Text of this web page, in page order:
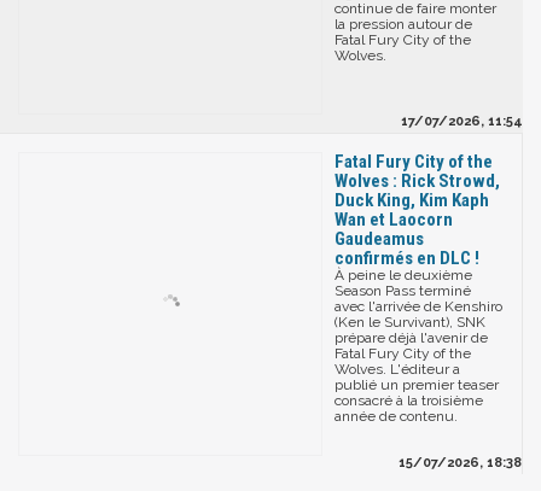
continue de faire monter
la pression autour de
Fatal Fury City of the
Wolves.
17/07/2026, 11:54
Fatal Fury City of the
Wolves : Rick Strowd,
Duck King, Kim Kaph
Wan et Laocorn
Gaudeamus
confirmés en DLC !
À peine le deuxième
Season Pass terminé
avec l'arrivée de Kenshiro
(Ken le Survivant), SNK
prépare déjà l'avenir de
Fatal Fury City of the
Wolves. L'éditeur a
publié un premier teaser
consacré à la troisième
année de contenu.
15/07/2026, 18:38